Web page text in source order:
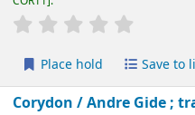
star rating
Place hold Save to
Corydon /Andre Gide ;